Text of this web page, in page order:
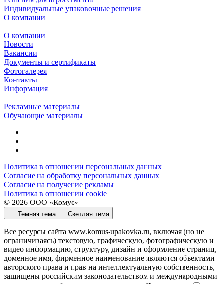
Индивидуальные упаковочные решения
О компании
О компании
Новости
Вакансии
Документы и сертификаты
Фотогалерея
Контакты
Информация
Рекламные материалы
Обучающие материалы
Политика в отношении персональных данных
Согласие на обработку персональных данных
Согласие на получение рекламы
Политика в отношении cookie
© 2026 ООО «Комус»
Темная тема Светлая тема
Все ресурсы сайта www.komus-upakovka.ru, включая (но не
ограничиваясь) текстовую, графическую, фотографическую и
видео информацию, структуру, дизайн и оформление страниц,
доменное имя, фирменное наименование являются объектами
авторского права и прав на интеллектуальную собственность,
защищены российским законодательством и международными